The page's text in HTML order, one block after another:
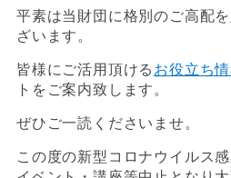
平素は当財団に格別のご高配
ざいます。
皆様にご活用頂ける お役立ち情
トをご案内致します。
ぜひご一読くださいませ。
この度の新型コロナウイルス